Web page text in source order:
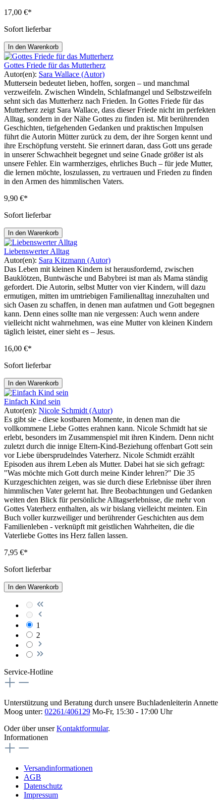
17,00 €*
Sofort lieferbar
In den Warenkorb
Gottes Friede für das Mutterherz
Autor(en): Sara Wallace (Autor)
Muttersein bedeutet lieben, hoffen, sorgen – und manchmal
verzweifeln. Zwischen Windeln, Schlafmangel und Selbstzweifeln
sehnt sich das Mutterherz nach Frieden. In Gottes Friede für das
Mutterherz zeigt Sara Wallace, dass dieser Friede nicht im perfekten
Alltag, sondern in der Nähe Gottes zu finden ist. Mit berührenden
Geschichten, tiefgehenden Gedanken und praktischen Impulsen
führt die Autorin Mütter zurück zu dem, der ihre Sorgen kennt und
ihre Erschöpfung versteht. Sie erinnert daran, dass Gott uns gerade
in unserer Schwachheit begegnet und seine Gnade größer ist als
unsere Fehler. Ein warmherziges, ehrliches Buch – für jede Mutter,
die lernen möchte, loszulassen, zu vertrauen und Frieden zu finden
in den Armen des himmlischen Vaters.
9,90 €*
Sofort lieferbar
In den Warenkorb
Liebenswerter Alltag
Autor(en): Sara Kitzmann (Autor)
Das Leben mit kleinen Kindern ist herausfordernd, zwischen
Bauklötzen, Buntwäsche und Babybrei ist man als Mama ständig
gefordert. Die Autorin, selbst Mutter von vier Kindern, will dazu
ermutigen, mitten im umtriebigen Familienalltag innezuhalten und
sich Oasen zu schaffen, in denen man aufatmen und Gott begegnen
kann. Denn eines sollte man nie vergessen: Auch wenn andere
vielleicht nicht wahrnehmen, was eine Mutter von kleinen Kindern
täglich leistet, einer sieht es – Jesus.
16,00 €*
Sofort lieferbar
In den Warenkorb
Einfach Kind sein
Autor(en): Nicole Schmidt (Autor)
Es gibt sie - diese kostbaren Momente, in denen man die
vollkommene Liebe Gottes erahnen kann. Nicole Schmidt hat sie
erlebt, besonders im Zusammenspiel mit ihren Kindern. Denn nicht
zuletzt durch die innige Eltern-Kind-Beziehung offenbart Gott sein
vor Liebe übersprudelndes Vaterherz. Nicole Schmidt erzählt
Episoden aus ihrem Leben als Mutter. Dabei hat sie sich gefragt:
"Was möchte mich Gott durch meine Kinder lehren?" Die 35
Kurzgeschichten zeigen, was sie durch diese Erlebnisse über ihren
himmlischen Vater gelernt hat. Ihre Beobachtungen und Gedanken
weiten den Blick für persönliche Alltagserlebnisse, die mehr von
Gottes Vaterherz enthalten, als wir bislang vielleicht meinten. Ein
Buch voller kurzweiliger und berührender Geschichten aus dem
Familienleben - verknüpft mit geistlichen Wahrheiten, die die
Vaterliebe Gottes ins Herz fallen lassen.
7,95 €*
Sofort lieferbar
In den Warenkorb
1
2
Service-Hotline
Unterstützung und Beratung durch unsere Buchladenleiterin Annette
Moog unter: 02261/406129 Mo-Fr, 15:30 - 17:00 Uhr
Oder über unserKontaktformular.
Informationen
Versandinformationen
AGB
Datenschutz
Impressum